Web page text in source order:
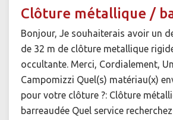
Clôture métallique /
Bonjour, Je souhaiterais avoir un
de 32 m de clôture metallique
occultante. Merci, Cordialement,
Campomizzi Quel(s) matériau(x)
pour votre clôture ?: Clôture
barreaudée Quel service